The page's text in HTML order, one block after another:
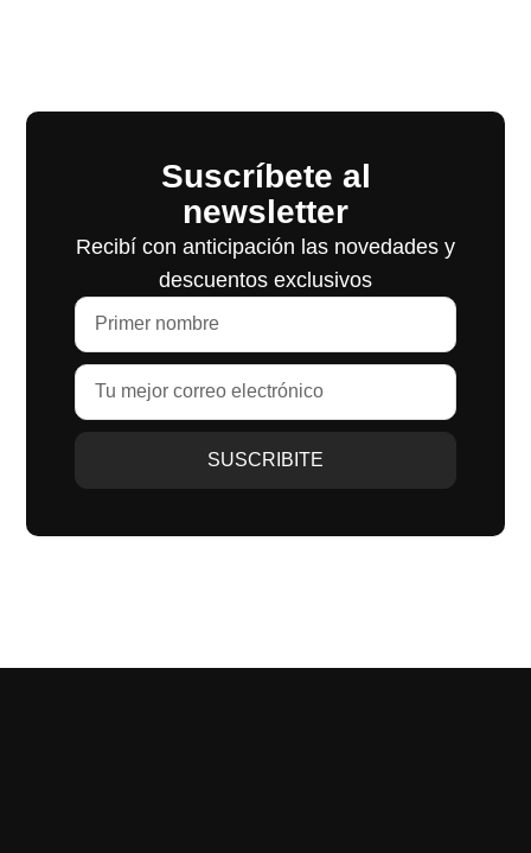
Suscríbete al
newsletter
Recibí con anticipación las novedades y
descuentos exclusivos
SUSCRIBITE